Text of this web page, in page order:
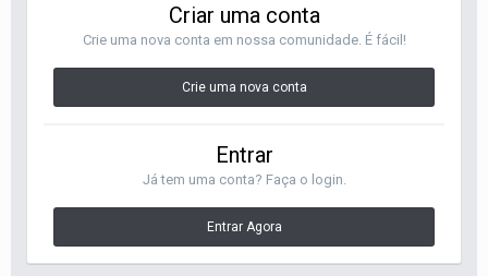
Criar uma conta
Crie uma nova conta em nossa comunidade. É fácil!
Crie uma nova conta
Entrar
Já tem uma conta? Faça o login.
Entrar Agora